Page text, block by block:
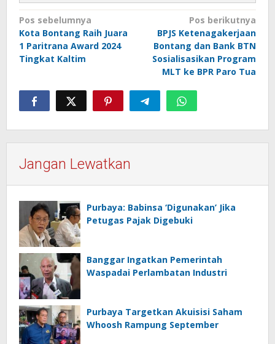
Navigasi
pos
Pos sebelumnya
Kota Bontang Raih Juara
1 Paritrana Award 2024
Tingkat Kaltim
Pos berikutnya
BPJS Ketenagakerjaan
Bontang dan Bank BTN
Sosialisasikan Program
MLT ke BPR Paro Tua
Jangan Lewatkan
Purbaya: Babinsa ‘Digunakan’ Jika
Petugas Pajak Digebuki
Banggar Ingatkan Pemerintah
Waspadai Perlambatan Industri
Purbaya Targetkan Akuisisi Saham
Whoosh Rampung September